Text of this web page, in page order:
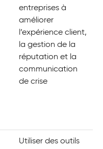
entreprises à
améliorer
l’expérience client,
la gestion de la
réputation et la
communication
de crise
Utiliser des outils